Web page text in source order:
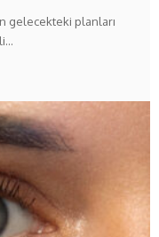
gelecekteki planları